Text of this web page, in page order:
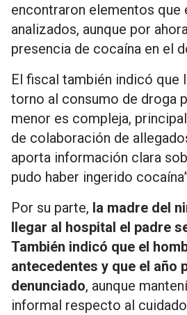
encontraron elementos que
analizados, aunque por
presencia de cocaína en el
El fiscal también indicó que
torno al consumo de droga
menor es compleja,
de colaboración de
aporta información clara
pudo haber ingerido
Por su parte, la madre del
llegar al hospital el padre
También indicó que el
antecedentes y que el año
denunciado, aunque
informal respecto al